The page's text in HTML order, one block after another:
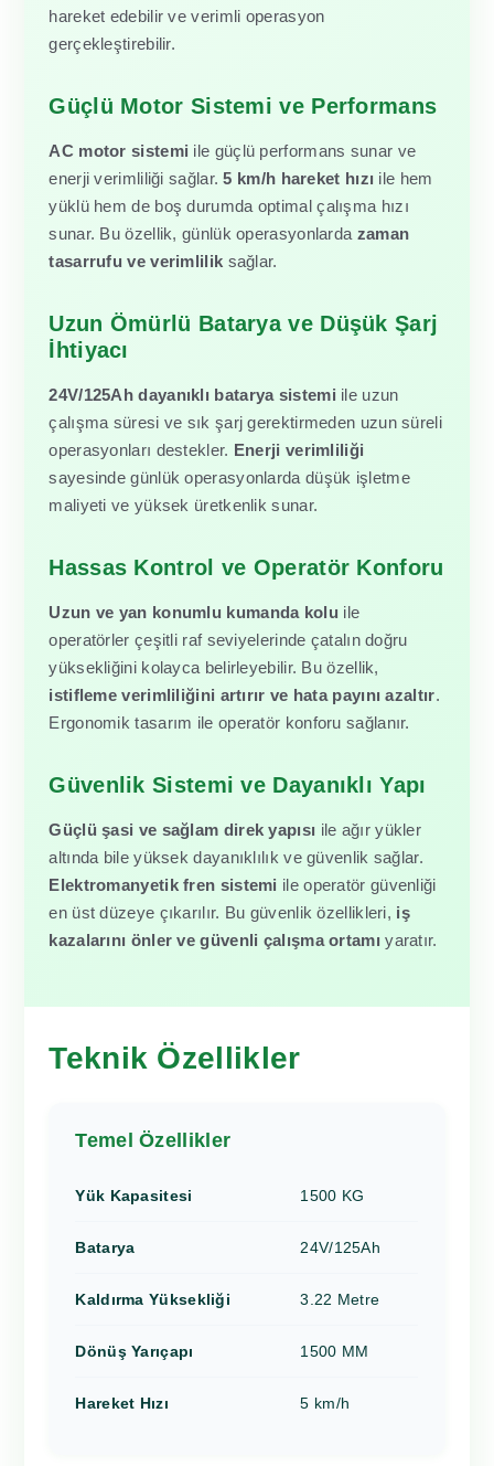
hareket edebilir ve verimli operasyon
gerçekleştirebilir.
Güçlü Motor Sistemi ve Performans
AC motor sistemi ile güçlü performans sunar ve
enerji verimliliği sağlar.5 km/h hareket hızı ile hem
yüklü hem de boş durumda optimal çalışma hızı
sunar. Bu özellik, günlük operasyonlarda zaman
tasarrufu ve verimlilik sağlar.
Uzun Ömürlü Batarya ve Düşük Şarj
İhtiyacı
24V/125Ah dayanıklı batarya sistemi ile uzun
çalışma süresi ve sık şarj gerektirmeden uzun süreli
operasyonları destekler. Enerji verimliliği
sayesinde günlük operasyonlarda düşük işletme
maliyeti ve yüksek üretkenlik sunar.
Hassas Kontrol ve Operatör Konforu
Uzun ve yan konumlu kumanda kolu ile
operatörler çeşitli raf seviyelerinde çatalın doğru
yüksekliğini kolayca belirleyebilir. Bu özellik,
istifleme verimliliğini artırır ve hata payını azaltır.
Ergonomik tasarım ile operatör konforu sağlanır.
Güvenlik Sistemi ve Dayanıklı Yapı
Güçlü şasi ve sağlam direk yapısı ile ağır yükler
altında bile yüksek dayanıklılık ve güvenlik sağlar.
Elektromanyetik fren sistemi ile operatör güvenliği
en üst düzeye çıkarılır. Bu güvenlik özellikleri, iş
kazalarını önler ve güvenli çalışma ortamı yaratır.
Teknik Özellikler
Temel Özellikler
Yük Kapasitesi 1500 KG
Batarya 24V/125Ah
Kaldırma Yüksekliği 3.22 Metre
Dönüş Yarıçapı 1500 MM
Hareket Hızı 5 km/h